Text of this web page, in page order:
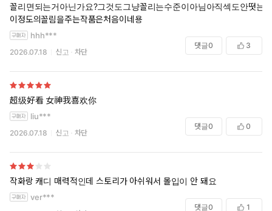
꼴리면되는거아닌가요?그것도그냥꼴리는수준이아님아직섹도안떳는
이정도의꼴림을주는작품은처음이네용
hhh***
2026.07.18 신고 차단
댓글0 3
超级好看 女神我喜欢你
liu***
2026.07.18 신고 차단
댓글0 0
작화랑 캐디 매력적인데 스토리가 아쉬워서 몰입이 안 돼요
ver***
댓글0 1